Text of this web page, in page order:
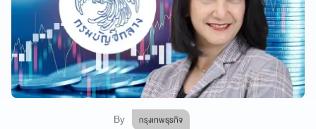
By กรุงเทพธุรกิจ